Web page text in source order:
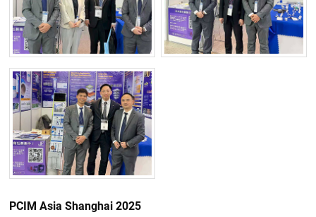
PCIM Asia Shanghai 2025